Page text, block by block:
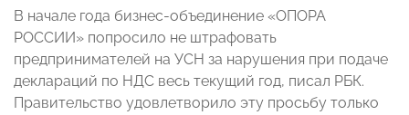
В начале года бизнес-объединение «ОПОРА
РОССИИ» попросило не штрафовать
предпринимателей на УСН за нарушения при подаче
деклараций по НДС весь текущий год, писал РБК.
Правительство удовлетворило эту просьбу только